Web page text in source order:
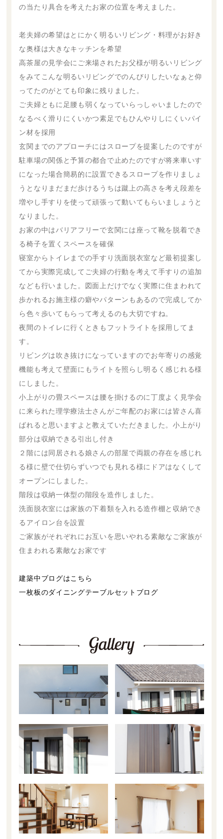
の当たり具合を考えたお家の位置を考えました。
老夫婦の希望はとにかく明るいリビング・料理がお好き
な奥様は大きなキッチンを希望
高茶屋の見学会にご来場されたお父様が明るいリビング
をみてこんな明るいリビングでのんびりしたいなぁと仰
ってたのがとても印象に残りました。
ご夫婦ともに足腰も弱くなっていらっしゃいましたので
なるべく滑りにくいかつ素足でもひんやりしにくいパイ
ン材を採用
玄関までのアプローチにはスロープを提案したのですが
駐車場の関係と予算の都合で止めたのですが将来車いす
になった場合簡易的に設置できるスロープを作りましょ
うとなりまだまだ歩けるうちは蹴上の高さを考え段差を
増やし手すりを使って頑張って動いてもらいましょうと
なりました。
お家の中はバリアフリーで玄関には座って靴を脱着でき
る椅子を置くスペースを確保
寝室からトイレまでの手すり洗面脱衣室など最初提案し
てから実際完成してご夫婦の行動を考えて手すりの追加
なども行いました。図面上だけでなく実際に住まわれて
歩かれるお施主様の癖やパターンもあるので完成してか
ら色々歩いてもらって考えるのも大切ですね。
夜間のトイレに行くときもフットライトを採用してま
す。
リビングは吹き抜けになっていますのでお年寄りの感覚
機能も考えて壁面にもライトを照らし明るく感じれる様
にしました。
小上がりの畳スペースは腰を掛けるのに丁度よく見学会
に来られた理学療法士さんがご年配のお家には皆さん喜
ばれると思いますよと教えていただきました。小上がり
部分は収納できる引出し付き
２階には同居される娘さんの部屋で両親の存在を感じれ
る様に壁で仕切らずいつでも見れる様にドアはなくして
オープンにしました。
階段は収納一体型の階段を造作しました。
洗面脱衣室には家族の下着類を入れる造作棚と収納でき
るアイロン台を設置
ご家族がそれぞれにお互いを思いやれる素敵なご家族が
住まわれる素敵なお家です
建築中ブログはこちら
一枚板のダイニングテーブルセットブログ